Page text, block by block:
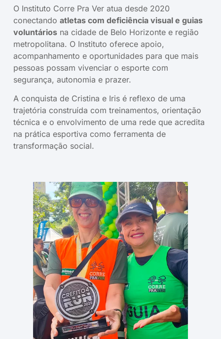
O Instituto Corre Pra Ver atua desde 2020
conectando atletas com deficiência visual e guias
voluntáriosna cidade de Belo Horizonte e região
metropolitana. O Instituto oferece apoio,
acompanhamento e oportunidades para que mais
pessoas possam vivenciar o esporte com
segurança, autonomia e prazer.
A conquista de Cristina e Iris é reflexo de uma
trajetória construída com treinamentos, orientação
técnica e o envolvimento de uma rede que acredita
na prática esportiva como ferramenta de
transformação social.